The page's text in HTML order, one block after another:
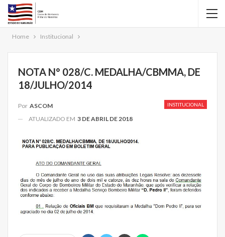
Home Institucional
NOTA N° 028/C. MEDALHA/CBMMA, DE
18/JULHO/2014
INSTITUCIONAL
Por ASCOM
ATUALIZADO EM 3 DE ABRIL DE 2018